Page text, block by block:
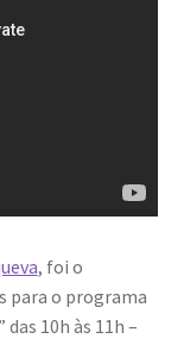
, foi o
para o programa
10h às 11h –